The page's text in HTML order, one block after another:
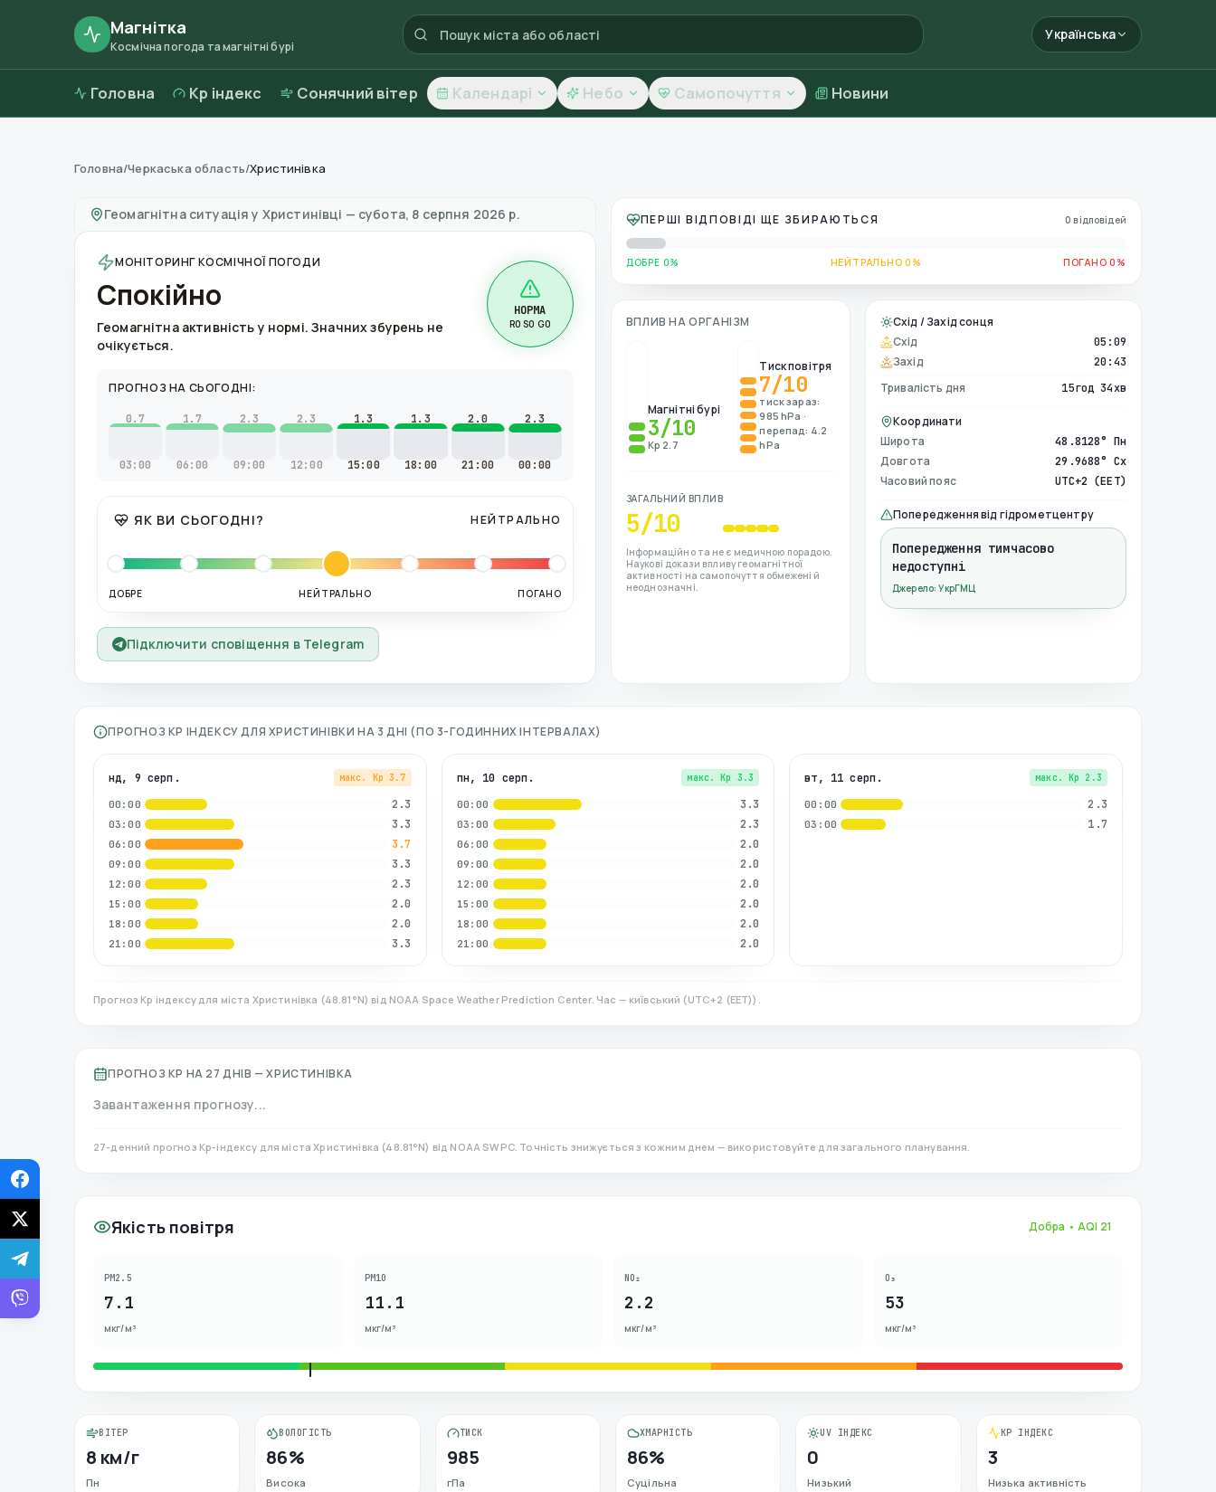
Магнітка
Космічна погода та магнітні бурі
Українська
Головна Kp індекс Сонячний вітер Календарі Небо Самопочуття Новини
Магнітні бурі вХристинівці—погода та якість повітря
Головна/Черкаська область/Христинівка
Геомагнітна ситуація у Христинівці — субота, 8 серпня 2026 р.
МОНІТОРИНГ КОСМІЧНОЇ ПОГОДИ
Спокійно
Геомагнітна активність у нормі. Значних збурень не
очікується.
НОРМА
R0 S0 G0
ПРОГНОЗ НА СЬОГОДНІ:
0.7
03:00
1.7
06:00
2.3
09:00
2.3
12:00
1.3
15:00
1.3
18:00
2.0
21:00
2.3
00:00
ЯК ВИ СЬОГОДНІ? НЕЙТРАЛЬНО
ДОБРЕ НЕЙТРАЛЬНО ПОГАНО
Підключити сповіщення в Telegram
ПЕРШІ ВІДПОВІДІ ЩЕ ЗБИРАЮТЬСЯ 0 відповідей
ДОБРЕ 0% НЕЙТРАЛЬНО 0% ПОГАНО 0%
ВПЛИВ НА ОРГАНІЗМ
Магнітні бурі
3/10
Kp 2.7
Тиск повітря
7/10
тиск зараз:
985 hPa ·
перепад: 4.2
hPa
ЗАГАЛЬНИЙ ВПЛИВ
5/10
Інформаційно та не є медичною порадою.
Наукові докази впливу геомагнітної
активності на самопочуття обмежені й
неоднозначні.
Схід / Захід сонця
Схід
05:09
Захід 20:43
Тривалість дня 15год 34хв
Координати
Широта
48.8128° Пн
Довгота 29.9688° Сх
Часовий пояс UTC+2 (EET)
Попередження від гідрометцентру
Попередження тимчасово
недоступні
Джерело: УкрГМЦ
ПРОГНОЗ KP ІНДЕКСУ ДЛЯ ХРИСТИНІВКИ НА 3 ДНІ (ПО 3-ГОДИННИХ ІНТЕРВАЛАХ)
нд, 9 серп. макс. Kp 3.7
00:00 2.3
03:00 3.3
06:00 3.7
09:00 3.3
12:00 2.3
15:00 2.0
18:00 2.0
21:00 3.3
пн, 10 серп. макс. Kp 3.3
00:00 3.3
03:00 2.3
06:00 2.0
09:00 2.0
12:00 2.0
15:00 2.0
18:00 2.0
21:00 2.0
вт, 11 серп. макс. Kp 2.3
00:00 2.3
03:00 1.7
Прогноз Kp індексу для міста Христинівка (48.81 °N) від NOAA Space Weather Prediction Center. Час — київський (UTC+2 (EET)).
ПРОГНОЗ KP НА 27 ДНІВ — ХРИСТИНІВКА
Завантаження прогнозу...
27-денний прогноз Kp-індексу для міста Христинівка (48.81°N) від NOAA SWPC. Точність знижується з кожним днем — використовуйте для загального планування.
Якість повітря Добра • AQI 21
PM2.5
7.1
мкг/м³
PM10
11.1
мкг/м³
NO₂
2.2
мкг/м³
O₃
53
мкг/м³
ВІТЕР
8 км/г
Пн
ВОЛОГІСТЬ
86%
Висока
ТИСК
985
гПа
ХМАРНІСТЬ
86%
Суцільна
UV ІНДЕКС
0
Низький
KP ІНДЕКС
3
Низька активність